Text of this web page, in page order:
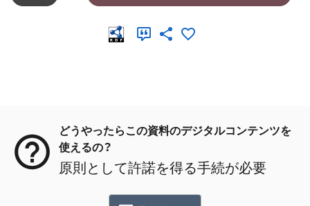
どうやったらこの資料のデジタルコンテンツを
使えるの？
原則として許諾を得る手続が必要